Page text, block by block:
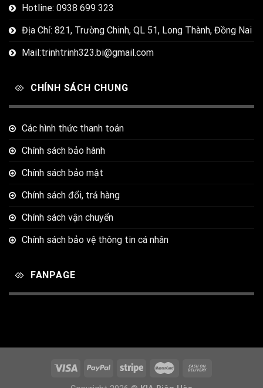
Hotline: 0938 699 323
Địa Chỉ: 821, Trường Chinh, QL 51, Long Thành, Đồng Nai
Mail:trinhtrinh323.bi@gmail.com
CHÍNH SÁCH CHUNG
Các hình thức thanh toán
Chính sách bảo hành
Chính sách bảo mật
Chính sách đổi, trả hàng
Chính sách vận chuyển
Chính sách bảo vệ thông tin cá nhân
FANPAGE